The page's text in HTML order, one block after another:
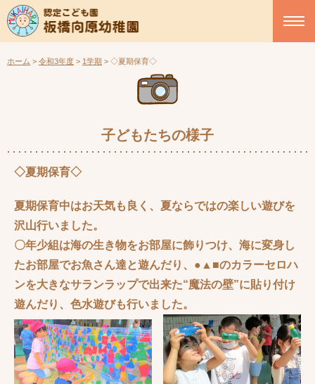
ホーム > 令和3年度 > 1学期 > ◇夏期保育◇
子どもたちの様子
◇夏期保育◇
夏期保育中はお天気も良く、夏ならではの楽しい遊びを
沢山行いました。
〇年少組は海の生き物をお部屋に飾りつけ、海に変身し
たお部屋でお魚さん達と遊んだり、●▲■のカラーセロハ
ンを大きなサランラップで出来た“魔法の壁”に貼り付け
遊んだり、色水遊びも行いました。